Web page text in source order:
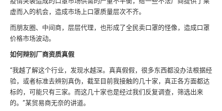
虚而入的机会，造成市场上口罩质量层次不齐。
而朋友圈、中间商，层层代理，也形成了全民卖口罩的怪像，造成口罩
价格市场波动。
如何辩别厂商资质真假
“我越了解这个行业，发现水越深。真真假假，很多东西都没办法根据经
验，或者标准去辨别真伪，截至目前我接触的几十家，真正各方面都达
标的，可能只有三家。而这几十家也是经过我们反复调查，筛选出来
的。”某贸易商无奈的讲道。